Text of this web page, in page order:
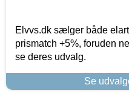
Elvvs.dk sælger både
prismatch +5%, foruden
se deres udvalg.
Se